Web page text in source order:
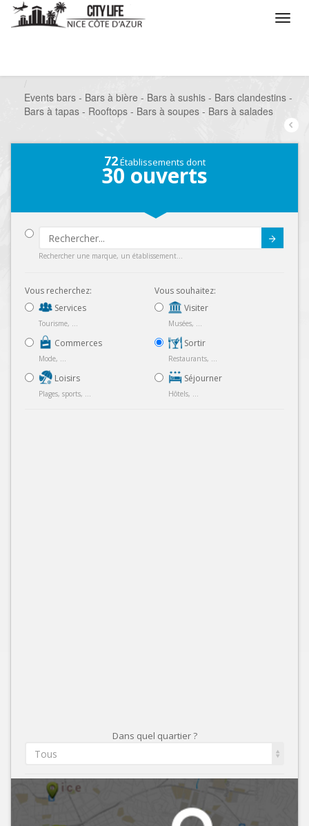
Events bars - Bars à bière - Bars à sushis - Bars clandestins -
Bars à tapas - Rooftops - Bars à soupes - Bars à salades
72Établissements dont
30 ouverts
Rechercher une marque, un établissement...
Vous recherchez:
Services
Tourisme, ...
Commerces
Mode, ...
Loisirs
Plages, sports, ...
Vous souhaitez:
Visiter
Musées, ...
Sortir
Restaurants, ...
Séjourner
Hôtels, ...
Dans quel quartier ?
Tous